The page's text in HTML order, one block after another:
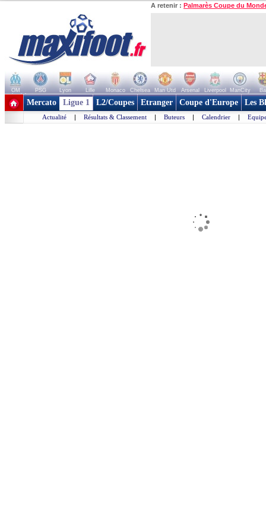
A retenir : Palmarès Coupe du
OM PSG Lyon Lille Monaco Chelsea Man Utd Arsenal Liverpool ManCity
+ de clubs
Mercato Ligue 1 L2/Coupes Etranger Coupe d'Europe Les
Actualité | Résultats & Classement | Buteurs | Calendrier |